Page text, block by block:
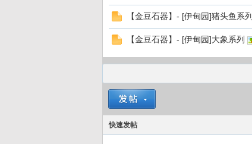
【金豆石器】- [伊甸园]猪头鱼系列
【金豆石器】- [伊甸园]大象系列
快速发帖